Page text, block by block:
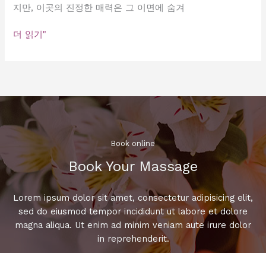
지만, 이곳의 진정한 매력은 그 이면에 숨겨
강
진
력
을
아
서
더 읽기"
Book online​
Book Your Massage​
Lorem ipsum dolor sit amet, consectetur adipisicing elit,
sed do eiusmod tempor incididunt ut labore et dolore
magna aliqua. Ut enim ad minim veniam aute irure dolor
in reprehenderit.